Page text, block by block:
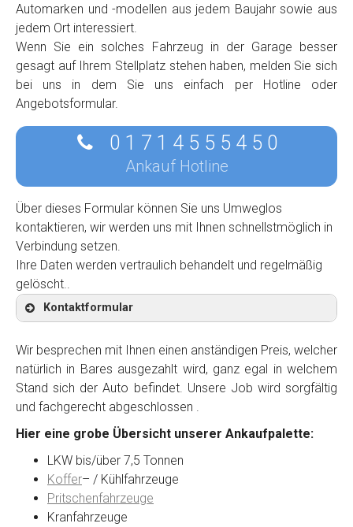
Automarken und -modellen aus jedem Baujahr sowie aus
jedem Ort interessiert.
Wenn Sie ein solches Fahrzeug in der Garage besser
gesagt auf Ihrem Stellplatz stehen haben, melden Sie sich
bei uns in dem Sie uns einfach per Hotline oder
Angebotsformular.
0 1 7 1 4 5 5 5 4 5 0
Ankauf Hotline
Über dieses Formular können Sie uns Umweglos
kontaktieren, wir werden uns mit Ihnen schnellstmöglich in
Verbindung setzen.
Ihre Daten werden vertraulich behandelt und regelmäßig
gelöscht..
Kontaktformular
Kontaktformular
Marke*
Wir besprechen mit Ihnen einen anständigen Preis, welcher
natürlich in Bares ausgezahlt wird, ganz egal in welchem
Stand sich der Auto befindet. Unsere Job wird sorgfältig
und fachgerecht abgeschlossen .
Hier eine grobe Übersicht unserer Ankaufpalette:
LKW bis/über 7,5 Tonnen
Koffer– / Kühlfahrzeuge
Pritschenfahrzeuge
Kranfahrzeuge